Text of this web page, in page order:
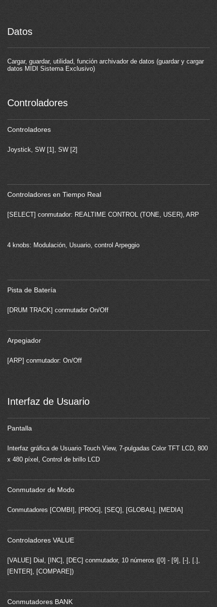
Datos
Cargar, guardar, utilidad, función archivador de datos (guardar y cargar
datos MIDI Sistema Exclusivo)
Controladores
Controladores
Joystick, SW [1], SW [2]
Controladores en Tiempo Real
[SELECT] conmutador: REALTIME CONTROL (TONE, USER), ARP
4 knobs: Modulación, Usuario, control Arpeggio
Pista de Batería
[DRUM TRACK] conmutador On/Off
Arpegiador
[ARP] conmutador: On/Off
Interfaz de Usuario
Pantalla
Interfaz gráfica de Usuario Touch View, 7-pulgadas Color TFT LCD, 800
x 480 píxel, Control de brillo LCD
Conmutador de Modo
Conmutadores [COMBI], [PROG], [SEQ], [GLOBAL], [MEDIA]
Controladores VALUE
[VALUE] Dial, [INC], [DEC] conmutador, 10 números ([0] - [9], [-], [.],
[ENTER], [COMPARE])
Conmutadores BANK